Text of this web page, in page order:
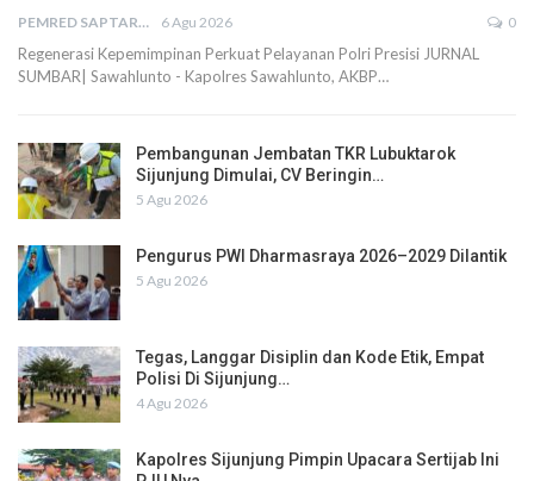
PEMRED SAPTARIUS 6 Agu 2026 0
Regenerasi Kepemimpinan Perkuat Pelayanan Polri Presisi JURNAL
SUMBAR| Sawahlunto - Kapolres Sawahlunto, AKBP…
Pembangunan Jembatan TKR Lubuktarok
Sijunjung Dimulai, CV Beringin…
5 Agu 2026
Pengurus PWI Dharmasraya 2026–2029 Dilantik
5 Agu 2026
Tegas, Langgar Disiplin dan Kode Etik, Empat
Polisi Di Sijunjung…
4 Agu 2026
Kapolres Sijunjung Pimpin Upacara Sertijab Ini